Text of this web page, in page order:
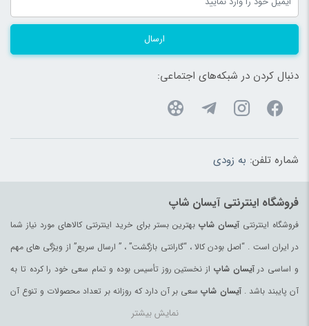
ارسال
دنبال کردن در شبکه‌های اجتماعی:
شماره تلفن: به زودی
فروشگاه اینترنتی آیسان شاپ
فروشگاه اینترنتیآیسان شاپبهترین بستر برای خرید اینترنتی کالاهای مورد نیاز شما
در ایران است . “اصل بودن کالا ، “گارانتی بازگشت” ، ” ارسال سریع” از ویژگی های مهم
و اساسی درآیسان شاپ از نخستین روز تأسیس بوده و تمام سعی خود را کرده تا به
آن پایبند باشد .آیسان شاپ سعی بر آن دارد که روزانه بر تعداد محصولات و تنوع آن
بیفزاید تا بتواند نیاز همه ی افراد با هر نوع سلیقه را در خرید محصولات اینترنتی مرتفع
نمایش بیشتر